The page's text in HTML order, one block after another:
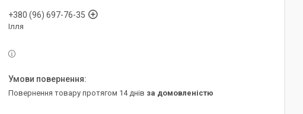
+380 (96) 697-76-35
Ілля
повернення товару протягом 14 днів за домовленістю